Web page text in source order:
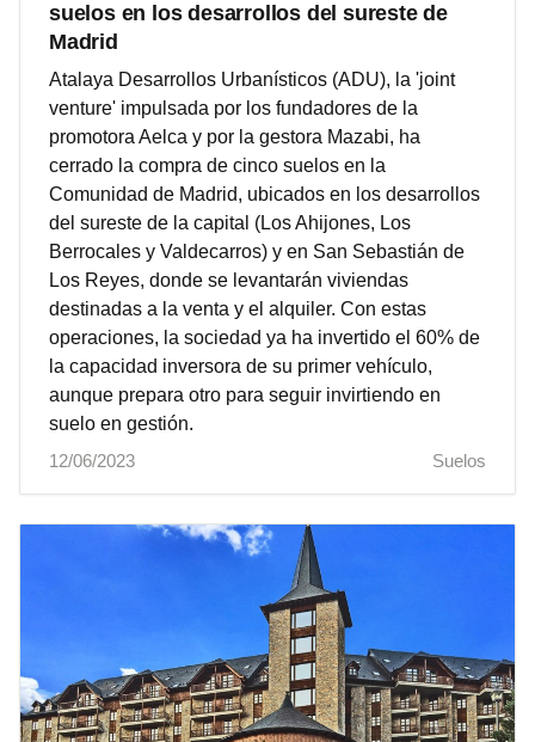
suelos en los desarrollos del sureste de
Madrid
Atalaya Desarrollos Urbanísticos (ADU), la 'joint
venture' impulsada por los fundadores de la
promotora Aelca y por la gestora Mazabi, ha
cerrado la compra de cinco suelos en la
Comunidad de Madrid, ubicados en los desarrollos
del sureste de la capital (Los Ahijones, Los
Berrocales y Valdecarros) y en San Sebastián de
Los Reyes, donde se levantarán viviendas
destinadas a la venta y el alquiler. Con estas
operaciones, la sociedad ya ha invertido el 60% de
la capacidad inversora de su primer vehículo,
aunque prepara otro para seguir invirtiendo en
suelo en gestión.
12/06/2023
Suelos